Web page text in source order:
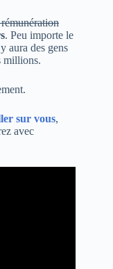
. Peu importe le
aura des gens
millions.
sur vous,
avec